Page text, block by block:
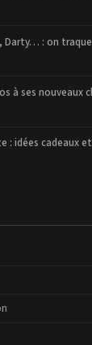
Darty… : on
à ses nouveaux
: idées cadeaux